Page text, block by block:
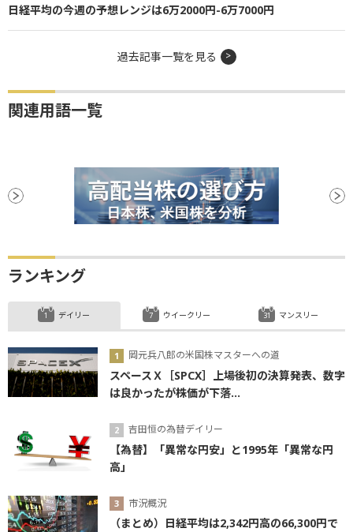
日経平均の今週の予想レンジは6万2000円-6万7000円
過去記事一覧を見る
関連用語一覧
ランキング
デイリー
岡元兵八郎の米国株マスターへの道
スペースＸ［SPCX］上場後初の決算発表、数字
は良かったが株価が下落...
吉田恒の為替デイリー
【為替】「異常な円安」と1995年「異常な円
高」
市況概況
（まとめ）日経平均は2,342円高の66,300円で
ウイークリー マンスリー